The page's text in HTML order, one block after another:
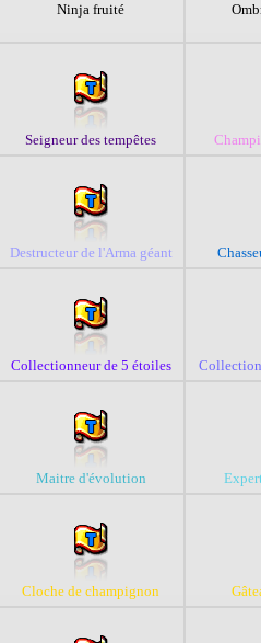
Ninja fruité
Seigneur des tempêtes
Destructeur de l'Arma géant
Collectionneur de 5 étoiles
Maitre d'évolution
Cloche de champignon